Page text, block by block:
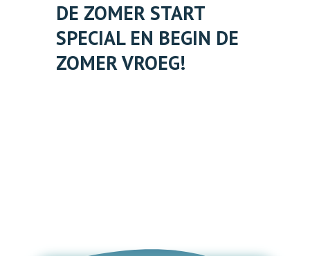
DE ZOMER START
SPECIAL EN BEGIN DE
ZOMER VROEG!